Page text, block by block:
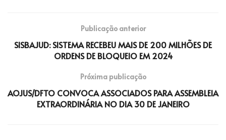
Publicação anterior
SISBAJUD: SISTEMA RECEBEU MAIS DE 200 MILHÕES DE
ORDENS DE BLOQUEIO EM 2024
Próxima publicação
AOJUS/DFTO CONVOCA ASSOCIADOS PARA ASSEMBLEIA
EXTRAORDINÁRIA NO DIA 30 DE JANEIRO